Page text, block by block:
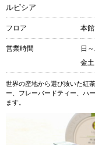
ルピシア
フロア 本
営業時間
日
金
世界の産地から選び抜いた紅
ー、フレーバードティー、ハ
ます。